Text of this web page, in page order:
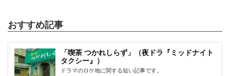
おすすめ記事
「喫茶 つかれしらず」（夜ドラ『ミッドナイト
タクシー』）
ドラマのロケ地に関する短い記事です。